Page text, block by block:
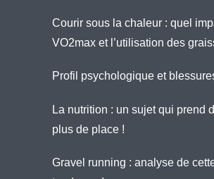
Courir sous la chaleur : quel
VO2max et l’utilisation des
Profil psychologique et
La nutrition : un sujet qui prend
plus de place !
Gravel running : analyse de